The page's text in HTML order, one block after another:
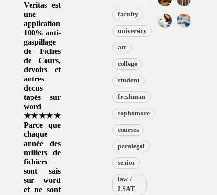
Veritasest
une
application
100% anti-
gaspillage
de Fiches
de Cours,
devoirs et
autres
docus
tapés sur
word
★★★★★
Parce que
chaque
année des
milliers de
fichiers
sont sais
sur word
et ne sont
faculty
university
art
college
student
freshman
sophomore
courses
paralegal
senior
law /
LSAT